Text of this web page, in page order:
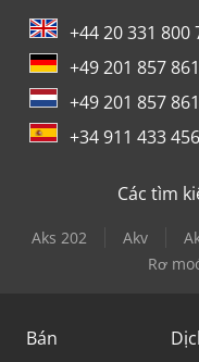
+44 20 331 800
+49 201 857
+49 201 857
+34 911 433 456
Các tìm
Aks 202 Akv
Rơ
Bán